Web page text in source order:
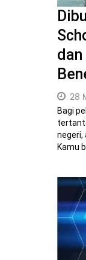
dan
28
Bagi
negeri,
Kamu